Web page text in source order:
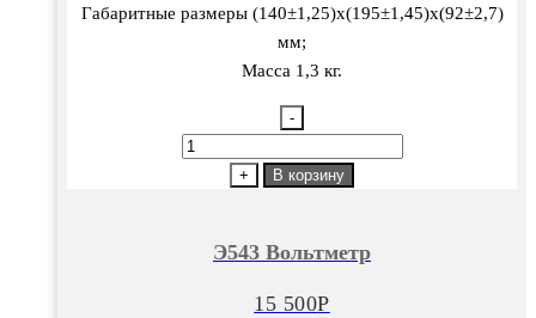
Габаритные размеры (140±1,25)х(195±1,45)х(92±2,7)
мм;
Масса 1,3 кг.
-
Количество
+ В корзину
Э543 Вольтметр
15 500Р